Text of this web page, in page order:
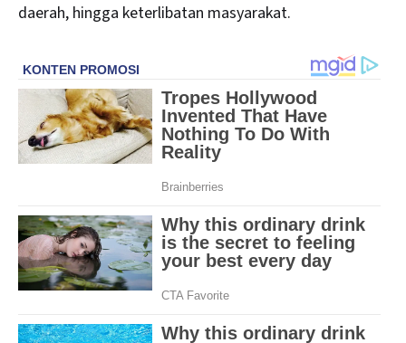
daerah, hingga keterlibatan masyarakat.